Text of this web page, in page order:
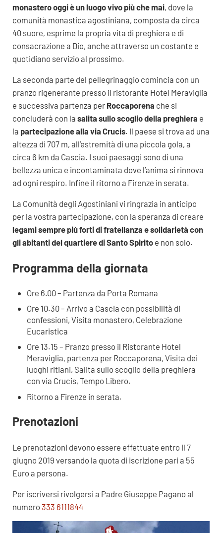
monastero oggi è un luogo vivo più che mai, dove la
comunità monastica agostiniana, composta da circa
40 suore, esprime la propria vita di preghiera e di
consacrazione a Dio, anche attraverso un costante e
quotidiano servizio al prossimo.
La seconda parte del pellegrinaggio comincia con un
pranzo rigenerante presso il ristorante Hotel Meraviglia
e successiva partenza per Roccaporena che si
concluderà con la salita sullo scoglio della preghiera e
la partecipazione alla via Crucis. Il paese si trova ad una
altezza di 707 m, all’estremità di una piccola gola, a
circa 6 km da Cascia. I suoi paesaggi sono di una
bellezza unica e incontaminata dove l’anima si rinnova
ad ogni respiro. Infine il ritorno a Firenze in serata.
La Comunità degli Agostiniani vi ringrazia in anticipo
per la vostra partecipazione, con la speranza di creare
legami sempre più forti di fratellanza e solidarietà con
gli abitanti del quartiere di Santo Spiritoe non solo.
Programma della giornata
Ore 6.00 – Partenza da Porta Romana
Ore 10.30 – Arrivo a Cascia con possibilità di
confessioni, Visita monastero, Celebrazione
Eucaristica
Ore 13.15 – Pranzo presso il Ristorante Hotel
Meraviglia, partenza per Roccaporena, Visita dei
luoghi ritiani, Salita sullo scoglio della preghiera
con via Crucis, Tempo Libero.
Ritorno a Firenze in serata.
Prenotazioni
Le prenotazioni devono essere effettuate entro il 7
giugno 2019 versando la quota di iscrizione pari a 55
Euro a persona.
Per iscriversi rivolgersi a Padre Giuseppe Pagano al
numero 333 6111844